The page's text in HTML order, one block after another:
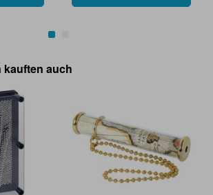
auch